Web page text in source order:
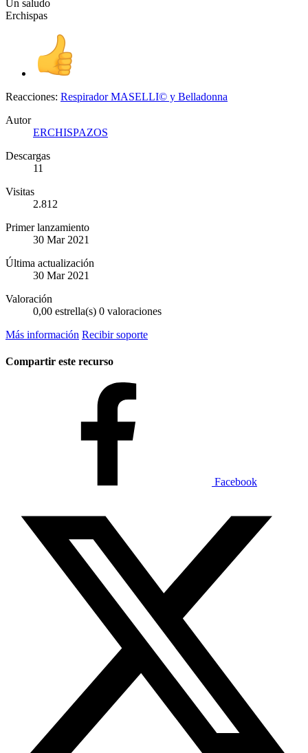
Un saludo
Erchispas
Reacciones: Respirador MASELLI© y Belladonna
Autor
ERCHISPAZOS
Descargas
11
Visitas
2.812
Primer lanzamiento
30 Mar 2021
Última actualización
30 Mar 2021
Valoración
0,00 estrella(s) 0 valoraciones
Más información Recibir soporte
Compartir este recurso
Facebook